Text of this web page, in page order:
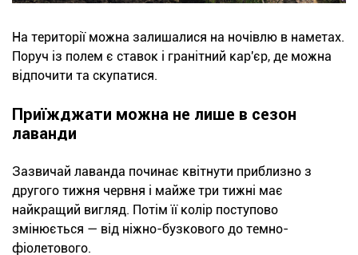
На території можна залишалися на ночівлю в наметах.
Поруч із полем є ставок і гранітний кар'єр, де можна
відпочити та скупатися.
Приїжджати можна не лише в сезон
лаванди
Зазвичай лаванда починає квітнути приблизно з
другого тижня червня і майже три тижні має
найкращий вигляд. Потім її колір поступово
змінюється — від ніжно-бузкового до темно-
фіолетового.